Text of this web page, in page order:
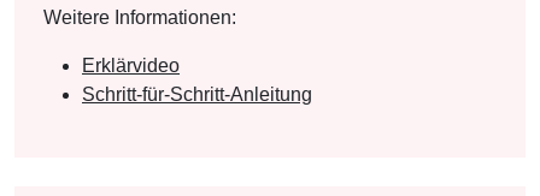
Weitere Informationen:
Erklärvideo
Schritt-für-Schritt-Anleitung